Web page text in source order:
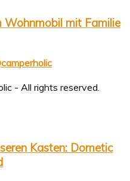
Wohnmobil mit Familie
- All rights reserved.
Kasten: Dometic